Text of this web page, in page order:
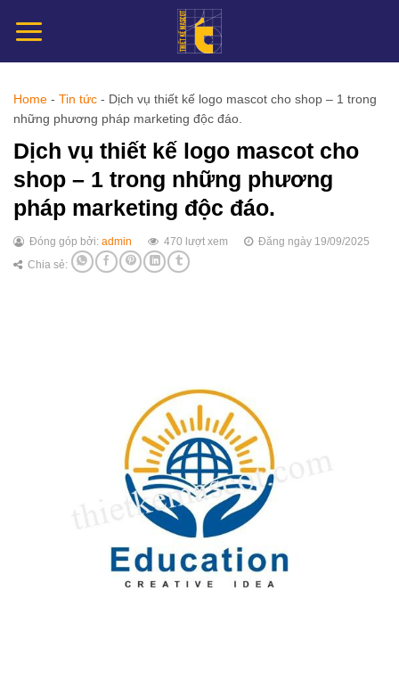
đến
Home - Tin tức - Dịch vụ thiết kế logo mascot cho shop – 1 trong
những phương pháp marketing độc đáo.
Dịch vụ thiết kế logo mascot cho
shop – 1 trong những phương
pháp marketing độc đáo.
Đóng góp bởi: admin 470 lượt xem
Đăng ngày 19/09/2025
Chia sẻ: